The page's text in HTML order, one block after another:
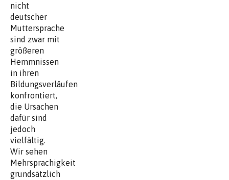
nicht
deutscher
Muttersprache
sind zwar mit
größeren
Hemmnissen
in ihren
Bildungsverläufen
konfrontiert,
die Ursachen
dafür sind
jedoch
vielfältig.
Wir sehen
Mehrsprachigkeit
grundsätzlich